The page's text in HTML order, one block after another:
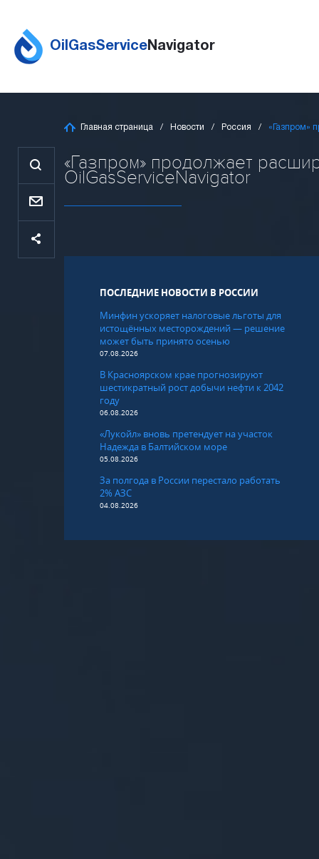
OilGasServiceNavigator
Главная страница Новости Россия «Газпром»
«Газпром» продолжает
OilGasServiceNavigator
ПОСЛЕДНИЕ НОВОСТИ В РОССИИ
Минфин ускоряет налоговые льготы для
истощённых месторождений — решение
может быть принято осенью
07.08.2026
В Красноярском крае прогнозируют
шестикратный рост добычи нефти к 2042
году
06.08.2026
«Лукойл» вновь претендует на участок
Надежда в Балтийском море
05.08.2026
За полгода в России перестало работать
2% АЗС
04.08.2026